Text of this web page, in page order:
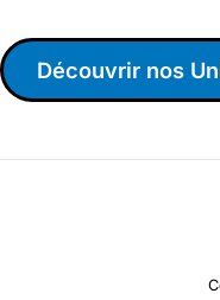
Découvrir nos